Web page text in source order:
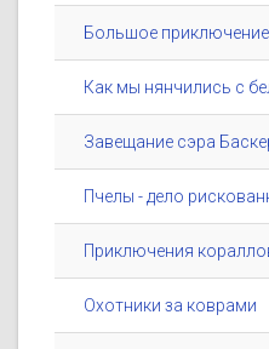
Большое
Как мы нянчились с
Завещание сэра
Пчелы - дело
Приключения
Охотники за коврами